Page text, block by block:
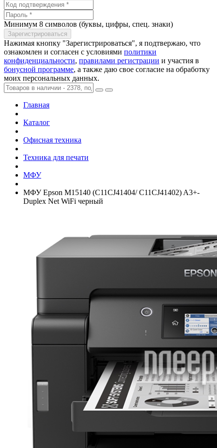
Минимум 8 символов (буквы, цифры, спец. знаки)
Нажимая кнопку "Зарегистрироваться", я подтвержаю, что
ознакомлен и согласен с условиями политики
конфиденциальности, правилами регистрации и участия в
бонусной программе, а также даю свое согласие на обработку
моих персональных данных.
Главная
Каталог
Офисная техника
Техника для печати
МФУ
МФУ Epson M15140 (C11CJ41404/­ C11CJ41402) A3+­
Duplex Net WiFi черный